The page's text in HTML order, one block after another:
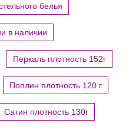
белья
в наличии
Перкаль плотность 152г
Поплин плотность 120 г
Сатин плотность 130г